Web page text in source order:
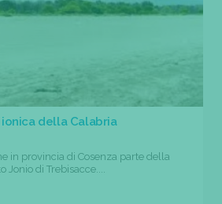
della Calabria
in provincia di Cosenza parte della
di Trebisacce....